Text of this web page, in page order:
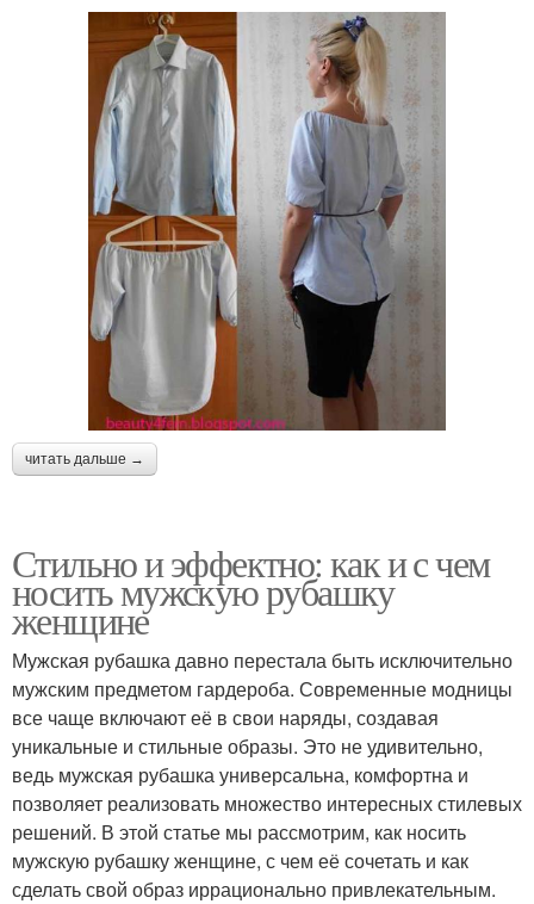
читать дальше →
Стильно и эффектно: как и с чем
носить мужскую рубашку
женщине
Мужская рубашка давно перестала быть исключительно
мужским предметом гардероба. Современные модницы
все чаще включают её в свои наряды, создавая
уникальные и стильные образы. Это не удивительно,
ведь мужская рубашка универсальна, комфортна и
позволяет реализовать множество интересных стилевых
решений. В этой статье мы рассмотрим, как носить
мужскую рубашку женщине, с чем её сочетать и как
сделать свой образ иррационально привлекательным.